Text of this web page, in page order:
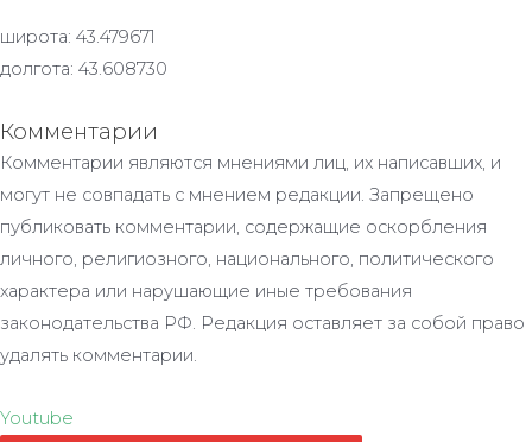
широта: 43.479671
долгота: 43.608730
Комментарии
Комментарии являются мнениями лиц, их написавших, и
могут не совпадать с мнением редакции. Запрещено
публиковать комментарии, содержащие оскорбления
личного, религиозного, национального, политического
характера или нарушающие иные требования
законодательства РФ. Редакция оставляет за собой право
удалять комментарии.
Youtube